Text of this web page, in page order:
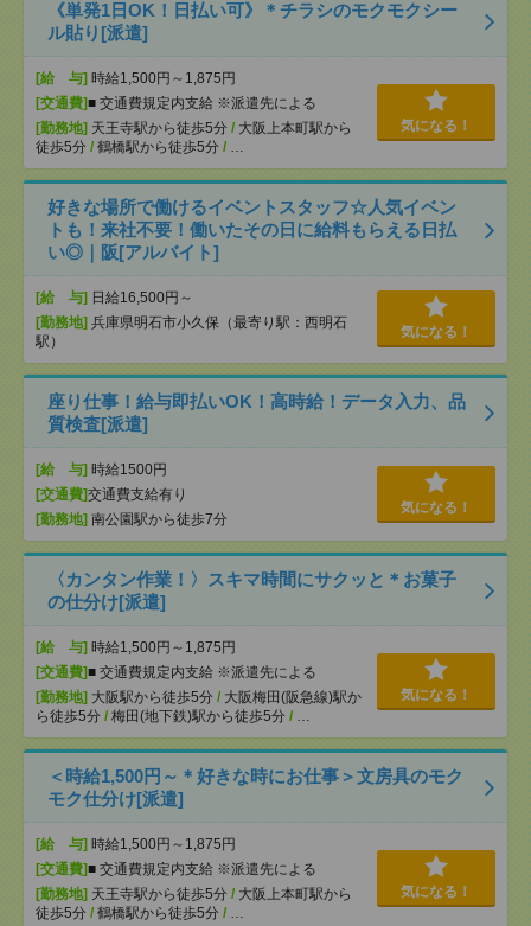
《単発1日OK！日払い可》＊チラシのモクモクシー
ル貼り[派遣]
[給 与] 時給1,500円～1,875円
[交通費]■ 交通費規定内支給 ※派遣先による
[勤務地] 天王寺駅から徒歩5分 / 大阪上本町駅から
徒歩5分 / 鶴橋駅から徒歩5分 / …
気になる！
好きな場所で働けるイベントスタッフ☆人気イベン
トも！来社不要！働いたその日に給料もらえる日払
い◎｜阪[アルバイト]
[給 与] 日給16,500円～
[勤務地] 兵庫県明石市小久保（最寄り駅：西明石
駅）
気になる！
座り仕事！給与即払いOK！高時給！データ入力、品
質検査[派遣]
[給 与] 時給1500円
[交通費]交通費支給有り
[勤務地] 南公園駅から徒歩7分
気になる！
〈カンタン作業！〉スキマ時間にサクッと＊お菓子
の仕分け[派遣]
[給 与] 時給1,500円～1,875円
[交通費]■ 交通費規定内支給 ※派遣先による
[勤務地] 大阪駅から徒歩5分 / 大阪梅田(阪急線)駅か
ら徒歩5分 / 梅田(地下鉄)駅から徒歩5分 / …
気になる！
＜時給1,500円～＊好きな時にお仕事＞文房具のモク
モク仕分け[派遣]
[給 与] 時給1,500円～1,875円
[交通費]■ 交通費規定内支給 ※派遣先による
[勤務地] 天王寺駅から徒歩5分 / 大阪上本町駅から
徒歩5分 / 鶴橋駅から徒歩5分 / …
気になる！